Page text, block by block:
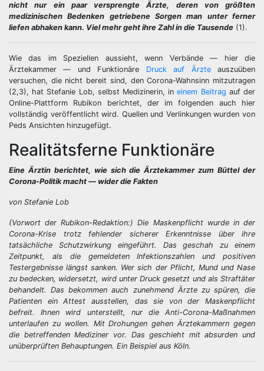
nicht nur ein paar versprengte Ärzte, deren von größten
medizinischen Bedenken getriebene Sorgen man unter ferner
liefen abhaken kann. Viel mehr geht ihre Zahl in die Tausende (1).
Wie das im Speziellen aussieht, wenn Verbände — hier die
Ärztekammer — und Funktionäre Druck auf Ärzteauszuüben
versuchen, die nicht bereit sind, den Corona-Wahnsinn mitzutragen
(2,3), hat Stefanie Lob, selbst Medizinerin, ineinem Beitrag auf der
Online-Plattform Rubikon berichtet, der im folgenden auch hier
vollständig veröffentlicht wird. Quellen und Verlinkungen wurden von
Peds Ansichten hinzugefügt.
Realitätsferne Funktionäre
Eine Ärztin berichtet, wie sich die Ärztekammer zum Büttel der
Corona-Politik macht — wider die Fakten
von Stefanie Lob
(Vorwort der Rubikon-Redaktion:) Die Maskenpflicht wurde in der
Corona-Krise trotz fehlender sicherer Erkenntnisse über ihre
tatsächliche Schutzwirkung eingeführt. Das geschah zu einem
Zeitpunkt, als die gemeldeten Infektionszahlen und positiven
Testergebnisse längst sanken. Wer sich der Pflicht, Mund und Nase
zu bedecken, widersetzt, wird unter Druck gesetzt und als Straftäter
behandelt. Das bekommen auch zunehmend Ärzte zu spüren, die
Patienten ein Attest ausstellen, das sie von der Maskenpflicht
befreit. Ihnen wird unterstellt, nur die Anti-Corona-Maßnahmen
unterlaufen zu wollen. Mit Drohungen gehen Ärztekammern gegen
die betreffenden Mediziner vor. Das geschieht mit absurden und
unüberprüften Behauptungen. Ein Beispiel aus Köln.